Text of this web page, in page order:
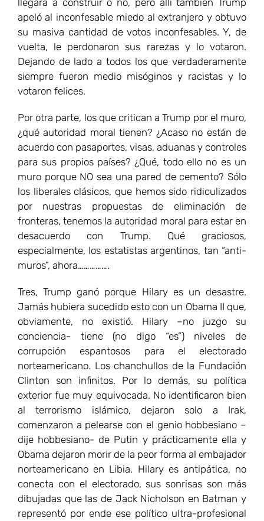
apeló al inconfesable miedo al extranjero y obtuvo
su masiva cantidad de votos inconfesables. Y, de
vuelta, le perdonaron sus rarezas y lo votaron.
Dejando de lado a todos los que verdaderamente
siempre fueron medio misóginos y racistas y lo
votaron felices.
Por otra parte, los que critican a Trump por el muro,
¿qué autoridad moral tienen? ¿Acaso no están de
acuerdo con pasaportes, visas, aduanas y controles
para sus propios países? ¿Qué, todo ello no es un
muro porque NO sea una pared de cemento? Sólo
los liberales clásicos, que hemos sido ridiculizados
por nuestras propuestas de eliminación de
fronteras, tenemos la autoridad moral para estar en
desacuerdo con Trump. Qué graciosos,
especialmente, los estatistas argentinos, tan “anti-
muros”, ahora…………….
Tres, Trump ganó porque Hilary es un desastre.
Jamás hubiera sucedido esto con un Obama II que,
obviamente, no existió. Hilary –no juzgo su
conciencia- tiene (no digo “es”) niveles de
corrupción espantosos para el electorado
norteamericano. Los chanchullos de la Fundación
Clinton son infinitos. Por lo demás, su política
exterior fue muy equivocada. No identificaron bien
al terrorismo islámico, dejaron solo a Irak,
comenzaron a pelearse con el genio hobbesiano –
dije hobbesiano- de Putin y prácticamente ella y
Obama dejaron morir de la peor forma al embajador
norteamericano en Libia. Hilary es antipática, no
conecta con el electorado, sus sonrisas son más
dibujadas que las de Jack Nicholson en Batman y
representó por ende ese político ultra-profesional